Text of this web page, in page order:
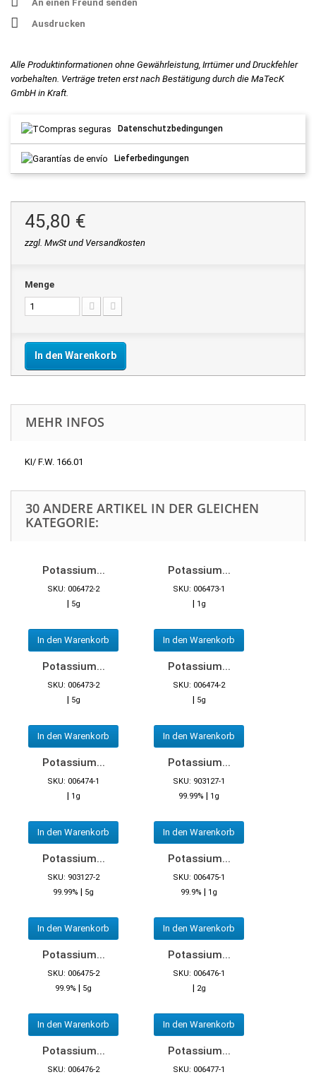
An einen Freund senden
Ausdrucken
Alle Produktinformationen ohne Gewährleistung, Irrtümer und Druckfehler
vorbehalten. Verträge treten erst nach Bestätigung durch die MaTecK
GmbH in Kraft.
Datenschutzbedingungen
Lieferbedingungen
45,80 €
zzgl. MwSt und Versandkosten
Menge
In den Warenkorb
MEHR INFOS
KI/ F.W. 166.01
30 ANDERE ARTIKEL IN DER GLEICHEN
KATEGORIE:
Potassium...
SKU: 006472-2
| 5g
In den Warenkorb
Potassium...
SKU: 006473-1
| 1g
In den Warenkorb
Potassium...
SKU: 006473-2
| 5g
In den Warenkorb
Potassium...
SKU: 006474-2
| 5g
In den Warenkorb
Potassium...
SKU: 006474-1
| 1g
In den Warenkorb
Potassium...
SKU: 903127-1
99.99% | 1g
In den Warenkorb
Potassium...
SKU: 903127-2
99.99% | 5g
In den Warenkorb
Potassium...
SKU: 006475-1
99.9% | 1g
In den Warenkorb
Potassium...
SKU: 006475-2
99.9% | 5g
In den Warenkorb
Potassium...
SKU: 006476-1
| 2g
In den Warenkorb
Potassium...
SKU: 006476-2
Potassium...
SKU: 006477-1